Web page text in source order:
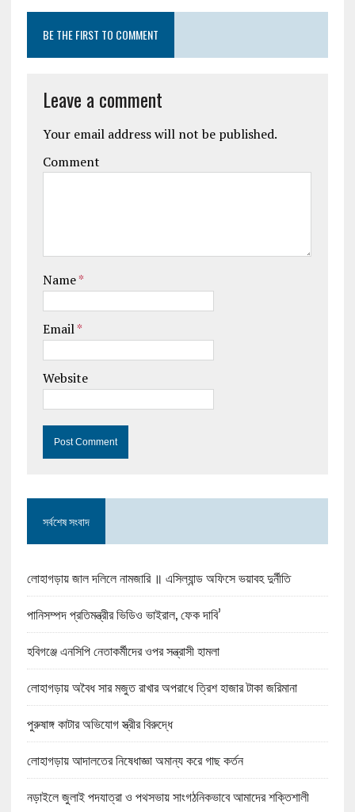
BE THE FIRST TO COMMENT
Leave a comment
Your email address will not be published.
Comment
Name*
Email*
Website
সর্বশেষ সংবাদ
লোহাগড়ায় জাল দলিলে নামজারি ॥ এসিল্যান্ড অফিসে ভয়াবহ দুর্নীতি
পানিসম্পদ প্রতিমন্ত্রীর ভিডিও ভাইরাল, ফেক দাবি’
হবিগঞ্জে এনসিপি নেতাকর্মীদের ওপর সন্ত্রাসী হামলা
লোহাগড়ায় অবৈধ সার মজুত রাখার অপরাধে ত্রিশ হাজার টাকা জরিমানা
পুরুষাঙ্গ কাটার অভিযোগ স্ত্রীর বিরুদ্ধে
লোহাগড়ায় আদালতের নিষেধাজ্ঞা অমান্য করে গাছ কর্তন
নড়াইলে জুলাই পদযাত্রা ও পথসভায় সাংগঠনিকভাবে আমাদের শক্তিশালী